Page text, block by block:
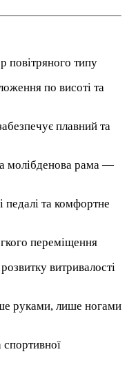
повітряного типу
по висоті та
плавний та
молібденова рама —
педалі та комфортне
переміщення
витривалості
руками, лише ногами
спортивної